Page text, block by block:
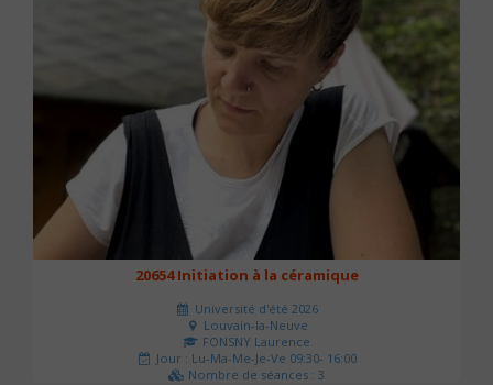
20654 Initiation à la céramique
Université d'été 2026
Louvain-la-Neuve
FONSNY Laurence
Jour : Lu-Ma-Me-Je-Ve 09:30- 16:00
Nombre de séances : 3